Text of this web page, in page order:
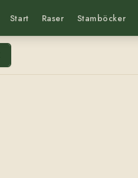
Start Raser Stamböcker